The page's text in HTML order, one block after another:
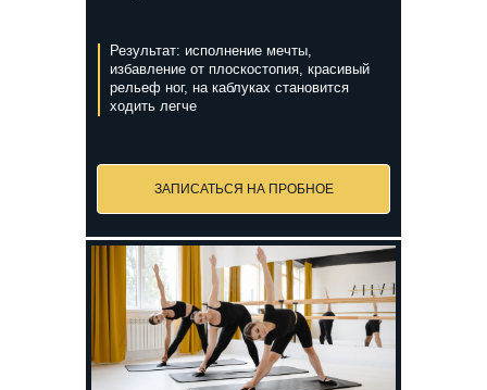
Результат: исполнение мечты,
избавление от плоскостопия, красивый
рельеф ног, на каблуках становится
ходить легче
ЗАПИСАТЬСЯ НА ПРОБНОЕ